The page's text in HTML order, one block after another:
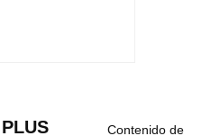
Contenido de